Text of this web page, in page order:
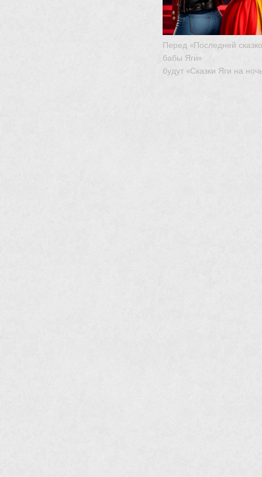
Перед «Последней
бабы Яги»
будут «Сказки Яги на